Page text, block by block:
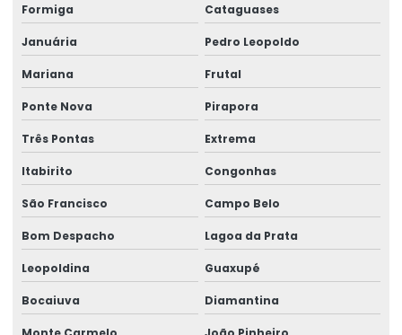
Impressora Zebra Etiqueta
Mini Impressora Termica
Produção De Etiquetas Adesivas Personalizadas
Produção De Etiquetas Em Várias Gramaturas
Produção De Rótulos Adesivos Personalizados
Produção Em Cartelas De Etiquetas Adesivas
Ribbon
Formiga Cataguases
Januária Pedro Leopoldo
Mariana Frutal
Ponte Nova Pirapora
Três Pontas Extrema
Itabirito Congonhas
São Francisco Campo Belo
Bom Despacho Lagoa da Prata
Leopoldina Guaxupé
Bocaiuva Diamantina